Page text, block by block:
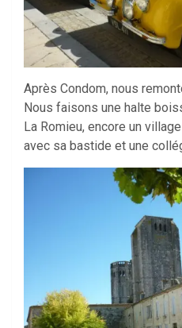
Après Condom, nous
Nous faisons une halte
La Romieu, encore un
avec sa bastide et une